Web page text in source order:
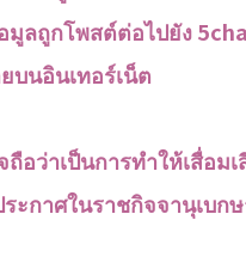
ลถูกโพสต์ต่อไปยัง
บนอินเทอร์เน็ต
อว่าเป็นการทำให้เสื่อมเ
กาศในราชกิจจานุเบก